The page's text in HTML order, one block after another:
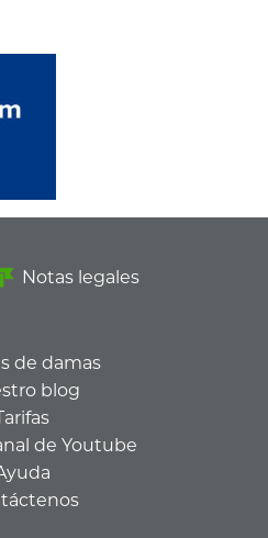
Notas legales
de damas
blog
de Youtube